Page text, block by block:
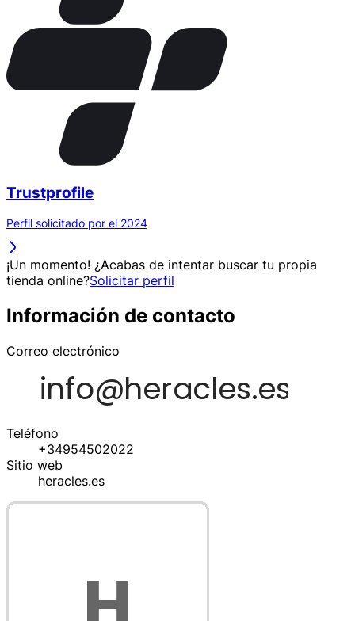
Trustprofile
Perfil solicitado por el 2024
¡Un momento! ¿Acabas de intentar buscar tu propia
tienda online?Solicitar perfil
Información de contacto
Correo electrónico
Teléfono
+34954502022
Sitio web
heracles.es